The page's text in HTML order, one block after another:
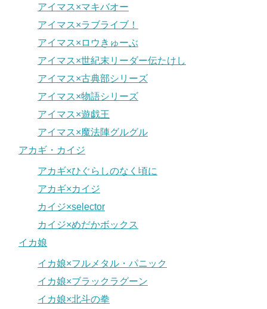
アイマス×マキバオー
アイマス×ラブライブ！
アイマス×ロウきゅーぶ
アイマス×世紀末リーダー伝たけし
アイマス×古典部シリーズ
アイマス×物語シリーズ
アイマス×遊戯王
アイマス×魔法陣グルグル
アカギ・カイジ
アカギ×ひぐらしのなく頃に
アカギ×カイジ
カイジ×selector
カイジ×めだかボックス
イカ娘
イカ娘×フルメタル・パニック
イカ娘×ブラックラグーン
イカ娘×北斗の拳